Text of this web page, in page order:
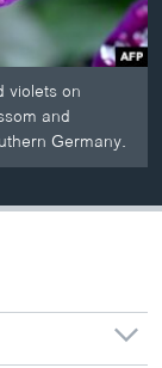
violets on
and
Germany.